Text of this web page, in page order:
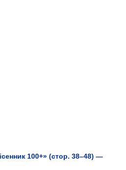
100+» (стор. 38–48) —